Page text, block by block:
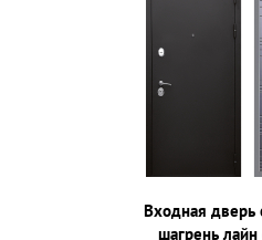
Входная дверь
шагрень лайн